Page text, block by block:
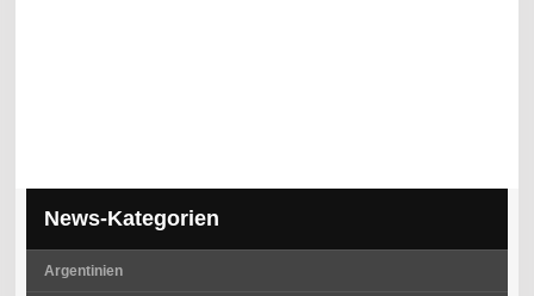
News-Kategorien
Argentinien